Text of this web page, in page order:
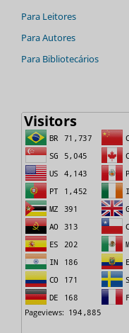
Para Leitores
Para Autores
Para Bibliotecários